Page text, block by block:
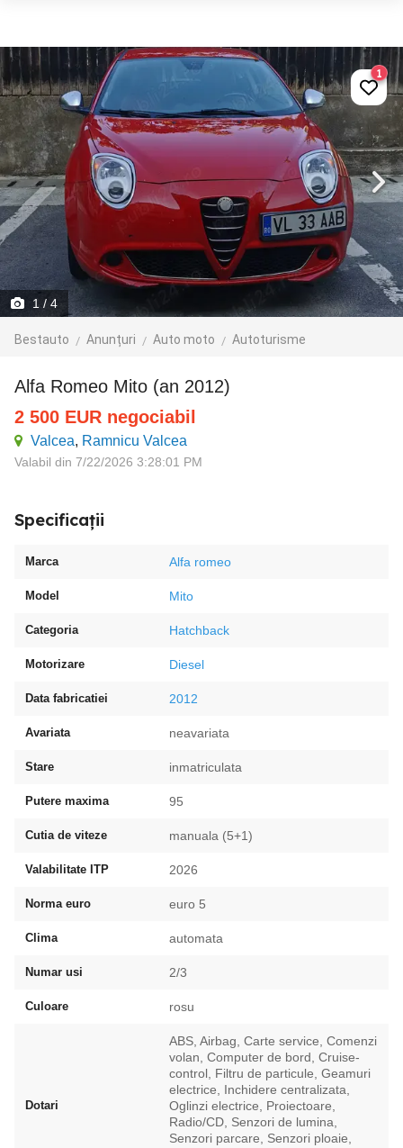
1 / 4
Bestauto Anunțuri Auto moto Autoturisme
1
Alfa Romeo Mito (an 2012)
2 500 EUR negociabil
Valcea, Ramnicu Valcea
Valabil din 7/22/2026 3:28:01 PM
Specificații
Marca Alfa romeo
Model Mito
Categoria Hatchback
Motorizare Diesel
Data fabricatiei 2012
Avariata neavariata
Stare inmatriculata
Putere maxima 95
Cutia de viteze manuala (5+1)
Valabilitate ITP 2026
Norma euro euro 5
Clima automata
Numar usi 2/3
Culoare rosu
Dotari
ABS, Airbag, Carte service, Comenzi
volan, Computer de bord, Cruise-
control, Filtru de particule, Geamuri
electrice, Inchidere centralizata,
Oglinzi electrice, Proiectoare,
Radio/CD, Senzori de lumina,
Senzori parcare, Senzori ploaie,